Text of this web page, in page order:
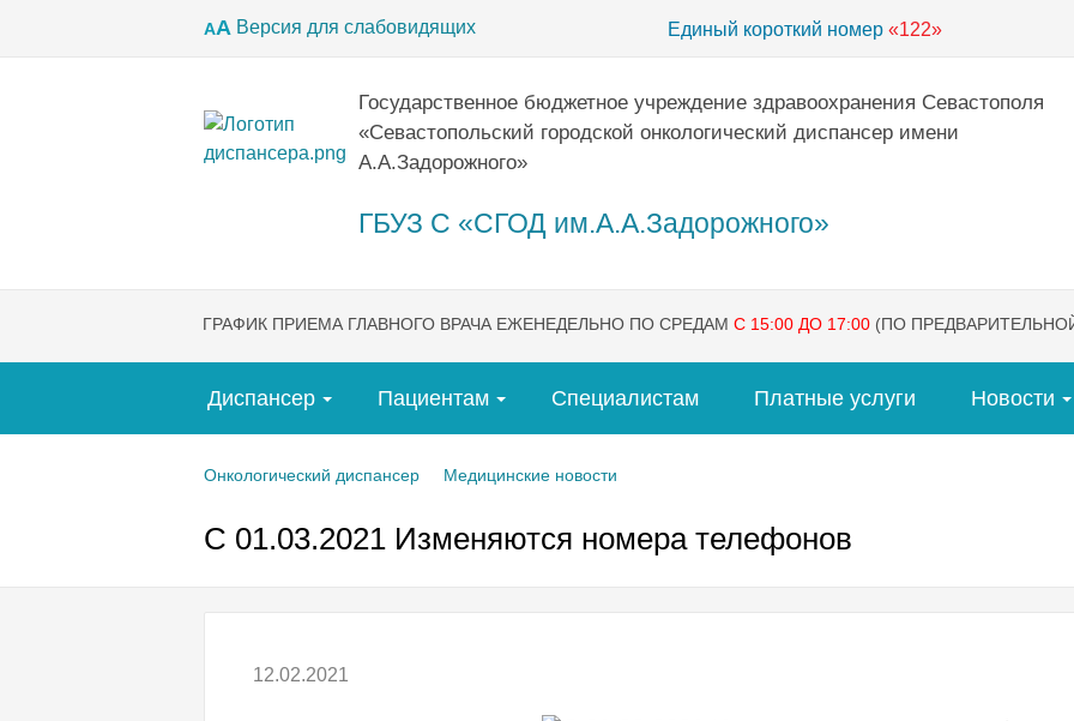
АА Версия для слабовидящих Единый короткий номер «122»
Государственное бюджетное учреждение здравоохранения Севастополя
«Севастопольский городской онкологический диспансер имени
А.А.Задорожного»
ГБУЗ С «СГОД им.А.А.Задорожного»
ГРАФИК ПРИЕМА ГЛАВНОГО ВРАЧА ЕЖЕНЕДЕЛЬНО ПО СРЕДАМ С 15:00 ДО 17:00 (ПО
Диспансер Пациентам Специалистам Платные услуги Новости
Онкологический диспансер Медицинские новости
С 01.03.2021 Изменяются номера телефонов
12.02.2021